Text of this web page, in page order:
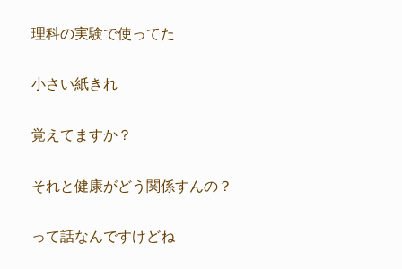
理科の実験で使ってた
小さい紙きれ
覚えてますか？
それと健康がどう関係すんの？
って話なんですけどね